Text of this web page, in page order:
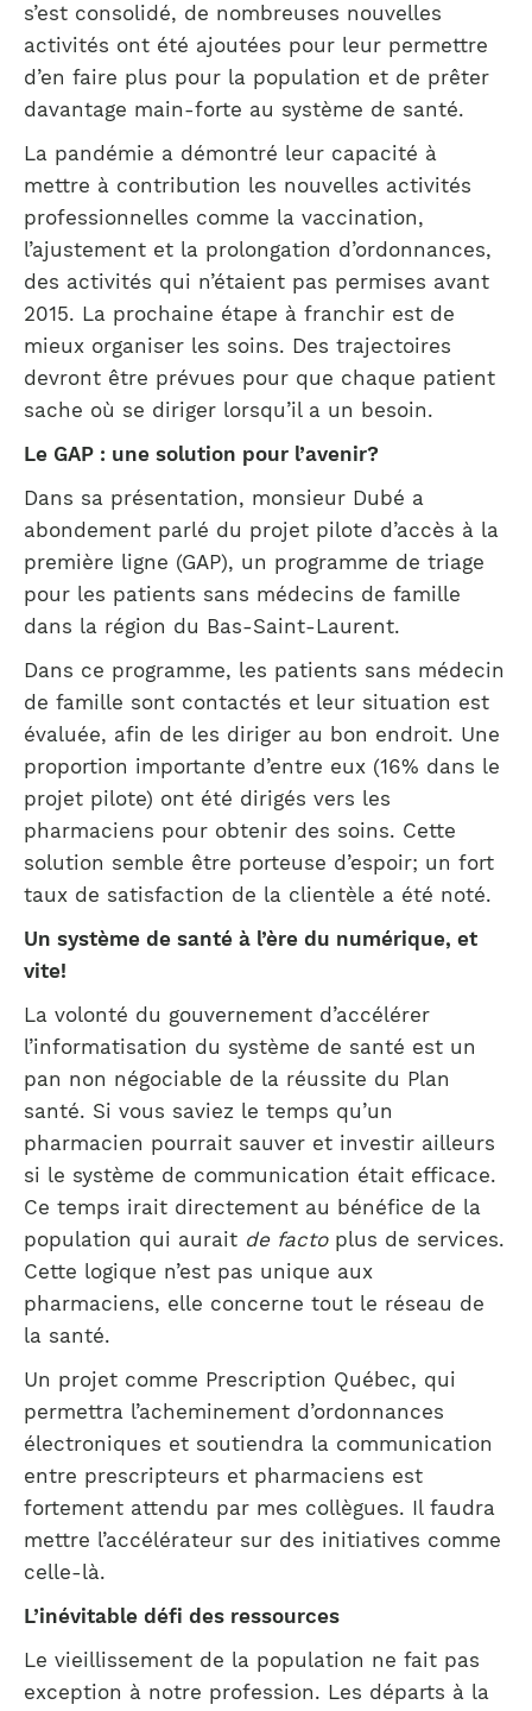
s’est consolidé, de nombreuses nouvelles
activités ont été ajoutées pour leur permettre
d’en faire plus pour la population et de prêter
davantage main-forte au système de santé.
La pandémie a démontré leur capacité à
mettre à contribution les nouvelles activités
professionnelles comme la vaccination,
l’ajustement et la prolongation d’ordonnances,
des activités qui n’étaient pas permises avant
2015. La prochaine étape à franchir est de
mieux organiser les soins. Des trajectoires
devront être prévues pour que chaque patient
sache où se diriger lorsqu’il a un besoin.
Le GAP : une solution pour l’avenir?
Dans sa présentation, monsieur Dubé a
abondement parlé du projet pilote d’accès à la
première ligne (GAP), un programme de triage
pour les patients sans médecins de famille
dans la région du Bas-Saint-Laurent.
Dans ce programme, les patients sans médecin
de famille sont contactés et leur situation est
évaluée, afin de les diriger au bon endroit. Une
proportion importante d’entre eux (16% dans le
projet pilote) ont été dirigés vers les
pharmaciens pour obtenir des soins. Cette
solution semble être porteuse d’espoir; un fort
taux de satisfaction de la clientèle a été noté.
Un système de santé à l’ère du numérique, et
vite!
La volonté du gouvernement d’accélérer
l’informatisation du système de santé est un
pan non négociable de la réussite du Plan
santé. Si vous saviez le temps qu’un
pharmacien pourrait sauver et investir ailleurs
si le système de communication était efficace.
Ce temps irait directement au bénéfice de la
population qui aurait de factoplus de services.
Cette logique n’est pas unique aux
pharmaciens, elle concerne tout le réseau de
la santé.
Un projet comme Prescription Québec, qui
permettra l’acheminement d’ordonnances
électroniques et soutiendra la communication
entre prescripteurs et pharmaciens est
fortement attendu par mes collègues. Il faudra
mettre l’accélérateur sur des initiatives comme
celle-là.
L’inévitable défi des ressources
Le vieillissement de la population ne fait pas
exception à notre profession. Les départs à la